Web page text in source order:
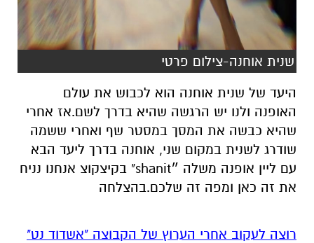
שנית אוחנה-צילום פרטי
היעד של שנית אוחנה הוא לכבוש את עולם
האופנה ולנו יש הרגשה שהיא בדרך לשם.אז אחרי
שהיא כבשה את המסך במסטר שף ואחרי ששמה
שודרג לשנית במקום שני, אוחנה בדרך ליעד הבא
עם ליין אופנה משלה ״shanit" בקיצקוצ אנחנו נניח
את זה כאן ומפה זה שלכם.בהצלחה
רוצה לעקוב אחרי הערוץ של הקבוצה "אשדוד נט"